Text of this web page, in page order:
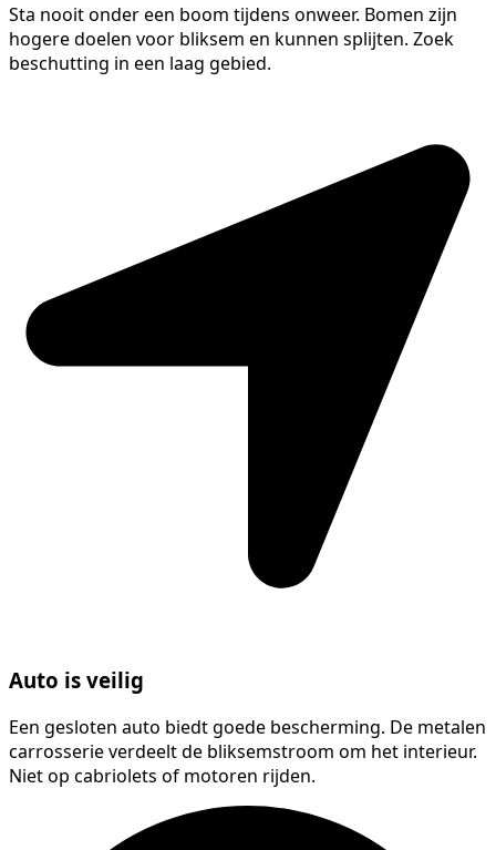
Sta nooit onder een boom tijdens onweer. Bomen zijn
hogere doelen voor bliksem en kunnen splijten. Zoek
beschutting in een laag gebied.
Auto is veilig
Een gesloten auto biedt goede bescherming. De metalen
carrosserie verdeelt de bliksemstroom om het interieur.
Niet op cabriolets of motoren rijden.